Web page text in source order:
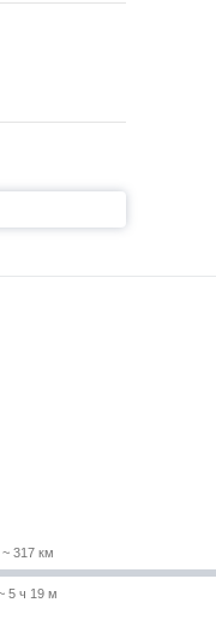
~ 317 км
5 ч 19 м